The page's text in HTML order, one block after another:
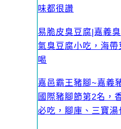
味都很讚
易脆皮臭豆腐|嘉義
氣臭豆腐小吃，海帶
喝
嘉邑霸王豬腳~嘉義
國際豬腳節第2名，
必吃，腳庫、三寶湯